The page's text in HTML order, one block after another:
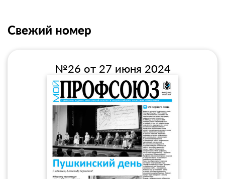
Свежий номер
№26 от 27 июня 2024